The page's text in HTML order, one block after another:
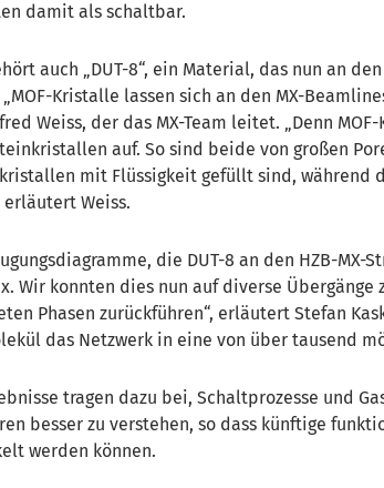
damit als schaltbar.
auch „DUT-8“, ein Material, das nun an
Kristalle lassen sich an den MX-
Weiss, der das MX-Team leitet. „Denn
auf. So sind beide von großen
mit Flüssigkeit gefüllt sind, während
Weiss.
die DUT-8 an den HZB-MX-
Wir konnten dies nun auf diverse Übergänge
Phasen zurückführen“, erläutert Stefan
das Netzwerk in eine von über tausend
tragen dazu bei, Schaltprozesse und
besser zu verstehen, so dass künftige
werden können.